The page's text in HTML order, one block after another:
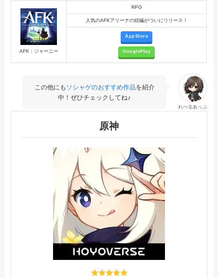
AFK：ジャーニー
RPG
人気のAFKアリーナの続編がついにリリース！
AppStore
GooglePlay
れべるあっぷ
この他にも ソシャゲのおすすめ作品を紹介
中！ぜひチェックしてね♪
原神